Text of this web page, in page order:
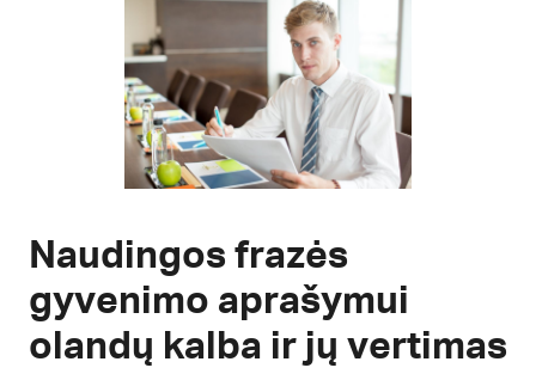
Naudingos frazės
gyvenimo aprašymui
olandų kalba ir jų vertimas